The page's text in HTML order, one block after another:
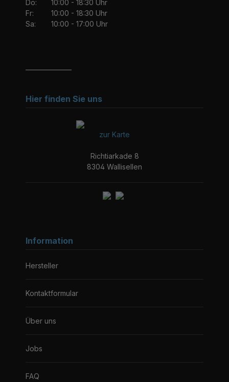
Do:
10:00 - 18:30 Uhr
Fr:
10:00 - 18:30 Uhr
Sa:
10:00 - 17:00 Uhr
Hier finden Sie uns
zur Karte
Richtiarkade 8
8304 Wallisellen
Information
Hersteller
Kontaktformular
Über uns
Jobs
FAQ